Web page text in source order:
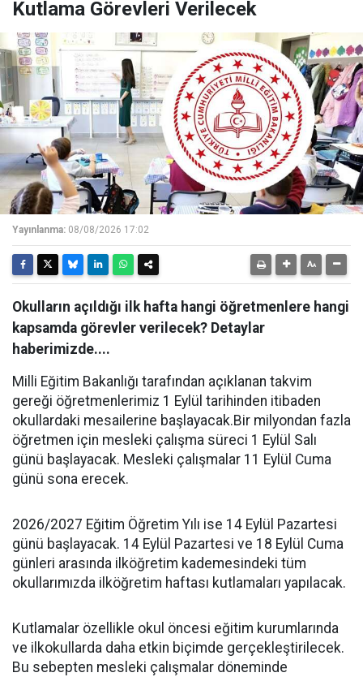
Kutlama Görevleri Verilecek
Yayınlanma: 08/08/2026 17:02
Okulların açıldığı ilk hafta hangi öğretmenlere hangi
kapsamda görevler verilecek? Detaylar
haberimizde....
Milli Eğitim Bakanlığı tarafından açıklanan takvim
gereği öğretmenlerimiz 1 Eylül tarihinden itibaden
okullardaki mesailerine başlayacak.Bir milyondan fazla
öğretmen için mesleki çalışma süreci 1 Eylül Salı
günü başlayacak. Mesleki çalışmalar 11 Eylül Cuma
günü sona erecek.
2026/2027 Eğitim Öğretim Yılı ise 14 Eylül Pazartesi
günü başlayacak. 14 Eylül Pazartesi ve 18 Eylül Cuma
günleri arasında ilköğretim kademesindeki tüm
okullarımızda ilköğretim haftası kutlamaları yapılacak.
Kutlamalar özellikle okul öncesi eğitim kurumlarında
ve ilkokullarda daha etkin biçimde gerçekleştirilecek.
Bu sebepten mesleki çalışmalar döneminde